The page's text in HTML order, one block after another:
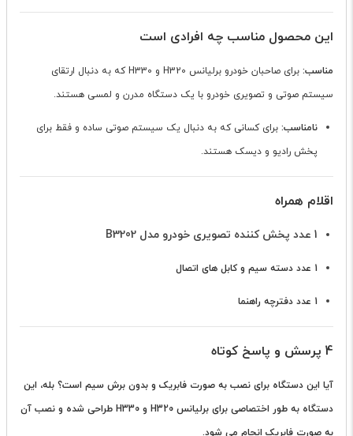
این محصول مناسب چه افرادی است
مناسب:
برای صاحبان خودرو برلیانس H320 و H330 که به دنبال ارتقای
سیستم صوتی و تصویری خودرو با یک دستگاه مدرن و لمسی هستند.
نامناسب: برای کسانی که به دنبال یک سیستم صوتی ساده و فقط برای
پخش رادیو و دیسک هستند.
اقلام همراه
1 عدد پخش کننده تصویری خودرو مدل B3202
1 عدد دسته سیم و کابل های اتصال
1 عدد دفترچه راهنما
4 پرسش و پاسخ کوتاه
آیا این دستگاه برای نصب به صورت فابریک و بدون برش سیم است؟ بله، این
دستگاه به طور اختصاصی برای برلیانس H320 و H330 طراحی شده و نصب آن
به صورت فابریک انجام می شود.